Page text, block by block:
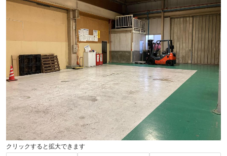
クリックすると拡大できます